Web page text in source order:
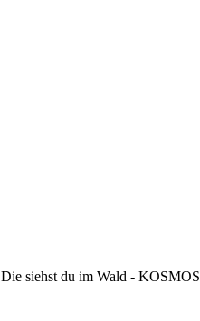
Die siehst du im Wald - KOSMOS